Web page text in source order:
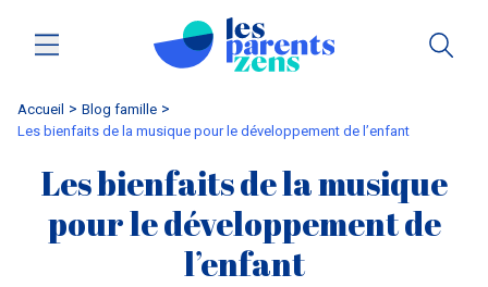
Accueil
blog famille
Les bienfaits de la musique pour le développement de l’enfant
Les bienfaits de la musique
pour le développement de
l’enfant